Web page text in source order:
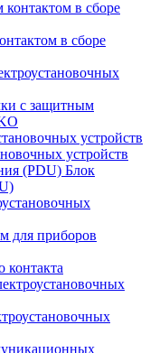
в сборе
с защитным
устройств
Блок
для приборов
контакта